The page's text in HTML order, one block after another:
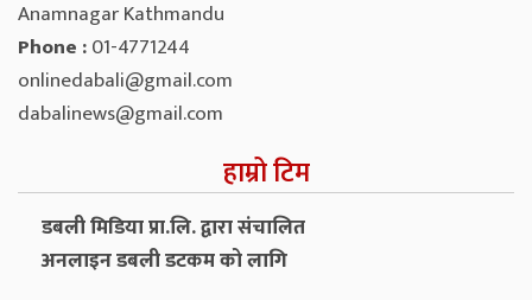
Anamnagar Kathmandu
Phone :01-4771244
onlinedabali@gmail.com
dabalinews@gmail.com
हाम्रो टिम
डबली मिडिया प्रा.लि. द्वारा संचालित
अनलाइन डबली डटकम को लागि